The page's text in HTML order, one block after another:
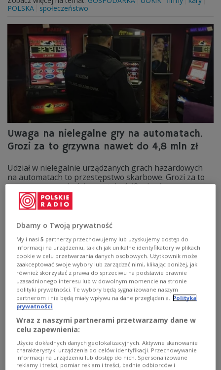
POLSKA
społeczeństwo
Uwaga na nielegalne gry na automatach.
Grozi za to grzywna nawet do 4,8 mln zł
Udział w nielegalnie urządzanych grach hazardowych
na automatach to przestępstwo skarbowe. Grozi za to
grzywna w wysokości nawet do 4,48 mln zł -
poinformowało Ministerstwo Finansów w środowym
komunikacie. Przypomina jednocześnie, że takie gry
Sportowego lub w kasynach z koncesją.
Zobacz więcej na temat:hazard finanse
gra
Ministerstwo Finansów
Dbamy o Twoją prywatność
My i nasi5 partnerzy przechowujemy lub uzyskujemy dostęp do
informacji na urządzeniu, takich jak unikalne identyfikatory w plikach
cookie w celu przetwarzania danych osobowych. Użytkownik może
zaakceptować swoje wybory lub zarządzać nimi, klikając poniżej, jak
również skorzystać z prawa do sprzeciwu na podstawie prawnie
uzasadnionego interesu lub w dowolnym momencie na stronie
polityki prywatności. Te wybory będą sygnalizowane naszym
partnerom i nie będą miały wpływu na dane przeglądania. Polityka
prywatności
Wraz z naszymi partnerami przetwarzamy dane w
celu zapewnienia:
Użycie dokładnych danych geolokalizacyjnych. Aktywne skanowanie
charakterystyki urządzenia do celów identyfikacji. Przechowywanie
informacji na urządzeniu lub dostęp do nich. Spersonalizowane
reklamy i treści, pomiar reklam i treści, badnie odbiorców i